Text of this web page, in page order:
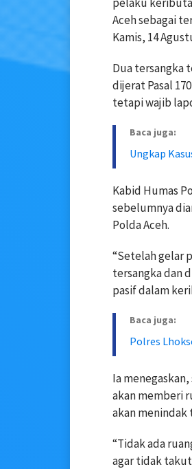
Aceh sebagai
Kamis, 14
Dua tersangka
dijerat Pasal
tetapi wajib
Baca juga:
Ungkap
Kabid Humas
sebelumnya
Polda Aceh.
“Setelah gelar
tersangka dan
pasif dalam
Baca juga:
Polres
Ia
akan memberi
akan menindak
“Tidak ada
agar tidak